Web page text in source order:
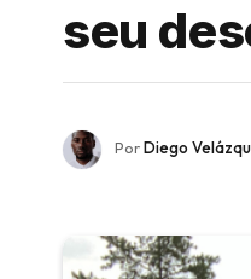
seu
PorDiego